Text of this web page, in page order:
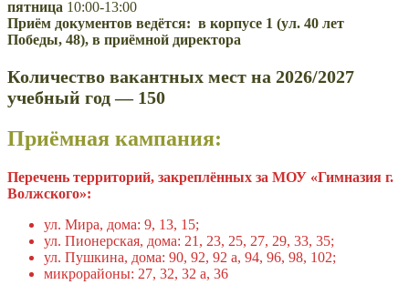
пятница 10:00-13:00
Приём документов ведётся: в корпусе 1 (ул. 40 лет
Победы, 48), в приёмной директора
Количество вакантных мест на 2026/2027
учебный год — 150
Приёмная кампания:
Перечень территорий, закреплённых за МОУ «Гимназия г.
Волжского»:
ул. Мира, дома: 9, 13, 15;
ул. Пионерская, дома: 21, 23, 25, 27, 29, 33, 35;
ул. Пушкина, дома: 90, 92, 92 а, 94, 96, 98, 102;
микрорайоны: 27, 32, 32 а, 36